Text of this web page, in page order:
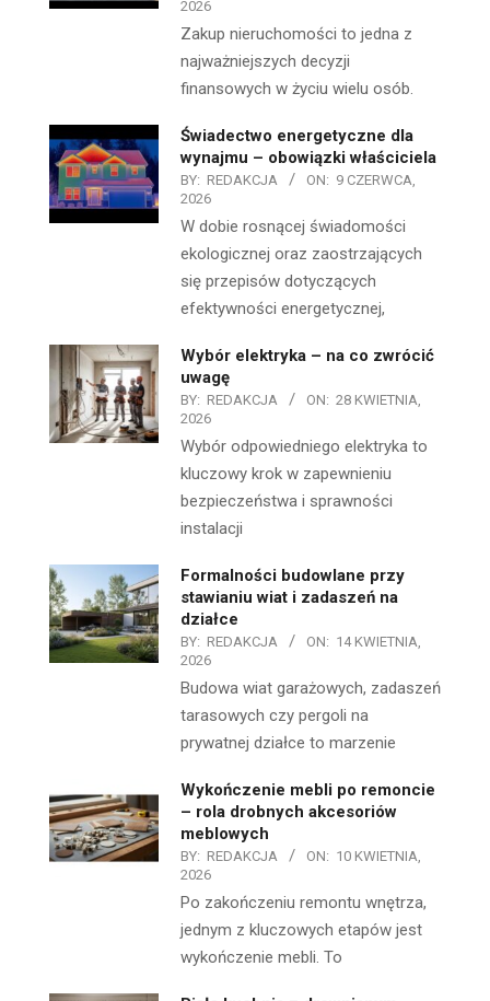
2026
Zakup nieruchomości to jedna z
najważniejszych decyzji
finansowych w życiu wielu osób.
Świadectwo energetyczne dla
wynajmu – obowiązki właściciela
BY: REDAKCJA ON: 9 CZERWCA,
2026
W dobie rosnącej świadomości
ekologicznej oraz zaostrzających
się przepisów dotyczących
efektywności energetycznej,
Wybór elektryka – na co zwrócić
uwagę
BY: REDAKCJA ON: 28 KWIETNIA,
2026
Wybór odpowiedniego elektryka to
kluczowy krok w zapewnieniu
bezpieczeństwa i sprawności
instalacji
Formalności budowlane przy
stawianiu wiat i zadaszeń na
działce
BY: REDAKCJA ON: 14 KWIETNIA,
2026
Budowa wiat garażowych, zadaszeń
tarasowych czy pergoli na
prywatnej działce to marzenie
Wykończenie mebli po remoncie
– rola drobnych akcesoriów
meblowych
BY: REDAKCJA ON: 10 KWIETNIA,
2026
Po zakończeniu remontu wnętrza,
jednym z kluczowych etapów jest
wykończenie mebli. To